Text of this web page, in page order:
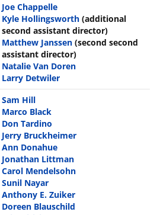
Joe Chappelle
Kyle Hollingsworth (additional
second assistant director)
Matthew Janssen (second second
assistant director)
Natalie Van Doren
Larry Detwiler
Sam Hill
Marco Black
Don Tardino
Jerry Bruckheimer
Ann Donahue
Jonathan Littman
Carol Mendelsohn
Sunil Nayar
Anthony E. Zuiker
Doreen Blauschild